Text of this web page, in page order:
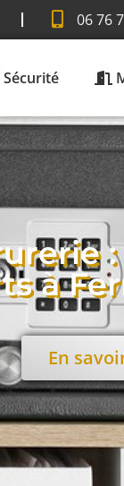
06 76
Sécurité
:
à
En